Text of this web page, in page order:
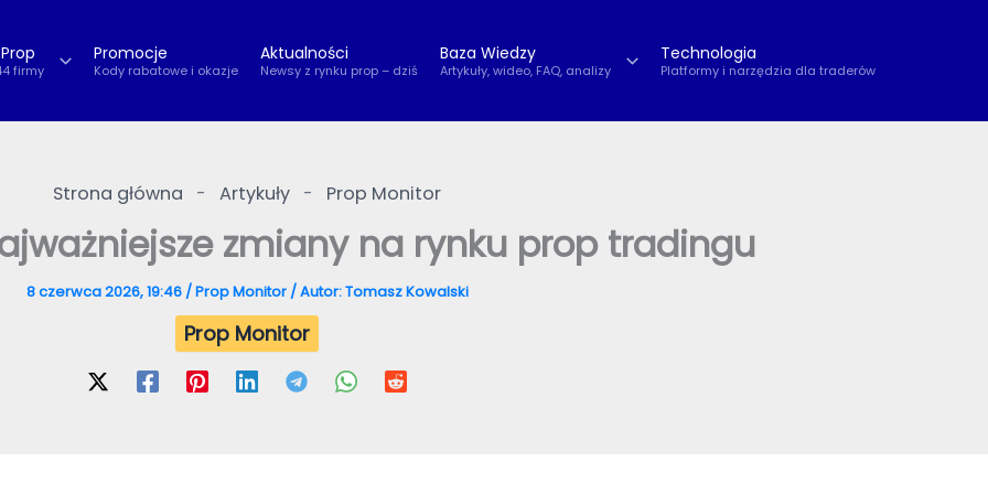
firmy
Promocje
Kody rabatowe i okazje
Aktualności
Newsy z rynku prop – dziś
Baza Wiedzy
Artykuły, wideo, FAQ, analizy
Technologia
Platformy i narzędzia dla traderów
Strona główna - Artykuły - Prop Monitor
zmiany na rynku prop tradingu
8 czerwca 2026, 19:46 /Prop Monitor/ Autor:Tomasz Kowalski
Prop Monitor